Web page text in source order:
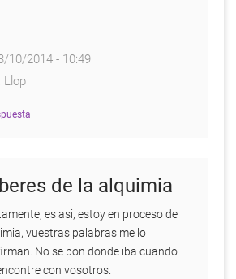
10/2014 - 10:49
Llop
de la alquimia
es asi, estoy en proceso de
vuestras palabras me lo
No se pon donde iba cuando
con vosotros.